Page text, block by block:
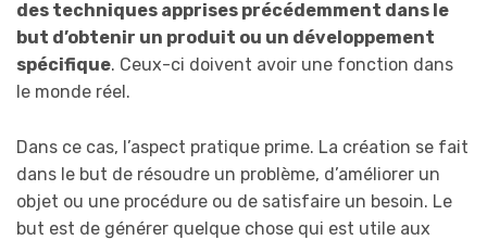
des techniques apprises précédemment dans le
but d’obtenir un produit ou un développement
spécifique. Ceux-ci doivent avoir une fonction dans
le monde réel.
Dans ce cas, l’aspect pratique prime. La création se fait
dans le but de résoudre un problème, d’améliorer un
objet ou une procédure ou de satisfaire un besoin. Le
but est de générer quelque chose qui est utile aux